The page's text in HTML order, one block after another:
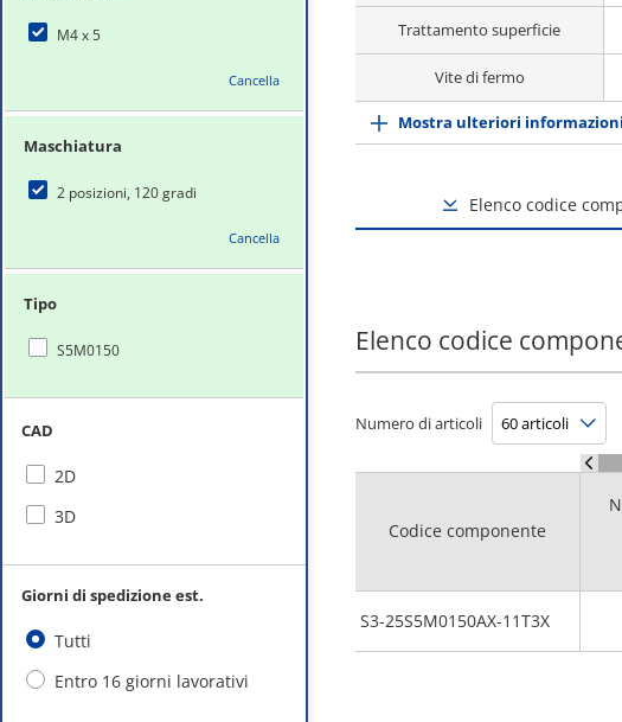
M4 x 5
Cancella
Maschiatura
2 posizioni, 120 gradi
Cancella
Tipo
S5M0150
CAD
2D
3D
Giorni di spedizione est.
Tutti
Entro 16 giorni lavorativi
Trattamento superficie
Vite di fermo
Mostra ulteriori
Elenco codice
Elenco codice
Numero di articoli
Codice componente
S3-25S5M0150AX-11T3X